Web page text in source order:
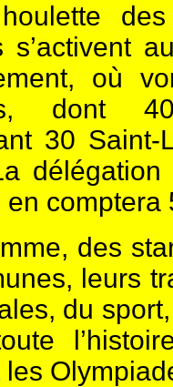
s’activent
où
dont
30
en comptera
des
leurs
du